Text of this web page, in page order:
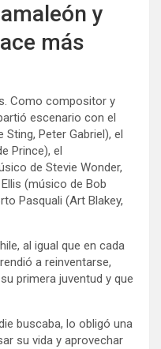
y
más
Como compositor y
escenario con el
Peter Gabriel), el
Prince), el
de Stevie Wonder,
(músico de Bob
Pasquali (Art Blakey,
al igual que en cada
a reinventarse,
primera juventud y que
buscaba, lo obligó una
su vida y aprovechar